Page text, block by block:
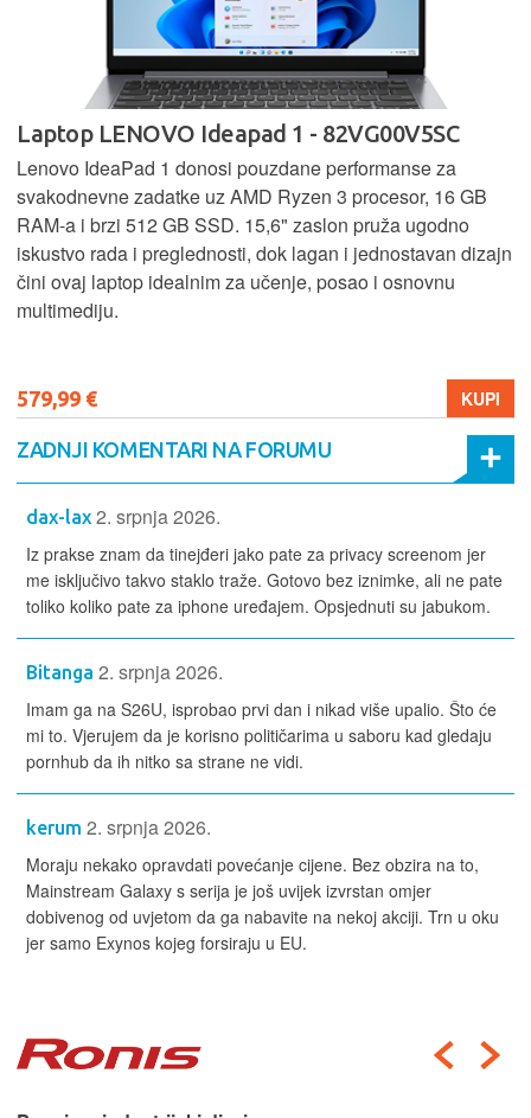
Laptop LENOVO Ideapad 1 - 82VG00V5SC
Lenovo IdeaPad 1 donosi pouzdane performanse za
svakodnevne zadatke uz AMD Ryzen 3 procesor, 16 GB
RAM-a i brzi 512 GB SSD. 15,6" zaslon pruža ugodno
iskustvo rada i preglednosti, dok lagan i jednostavan dizajn
čini ovaj laptop idealnim za učenje, posao i osnovnu
multimediju.
579,99 € KUPI
ZADNJI KOMENTARI NA FORUMU
dax-lax 2. srpnja 2026.
Iz prakse znam da tinejđeri jako pate za privacy screenom jer
me isključivo takvo staklo traže. Gotovo bez iznimke, ali ne pate
toliko koliko pate za iphone uređajem. Opsjednuti su jabukom.
Bitanga 2. srpnja 2026.
Imam ga na S26U, isprobao prvi dan i nikad više upalio. Što će
mi to. Vjerujem da je korisno političarima u saboru kad gledaju
pornhub da ih nitko sa strane ne vidi.
kerum 2. srpnja 2026.
Moraju nekako opravdati povećanje cijene. Bez obzira na to,
Mainstream Galaxy s serija je još uvijek izvrstan omjer
dobivenog od uvjetom da ga nabavite na nekoj akciji. Trn u oku
jer samo Exynos kojeg forsiraju u EU.